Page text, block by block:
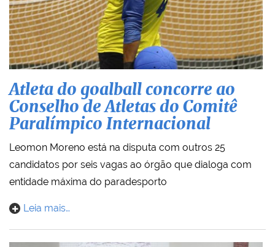
Atleta do goalball concorre ao
Conselho de Atletas do Comitê
Paralímpico Internacional
Leomon Moreno está na disputa com outros 25
candidatos por seis vagas ao órgão que dialoga com
entidade máxima do paradesporto
Leia mais…